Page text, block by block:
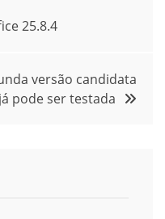
25.8.4
versão candidata
pode ser testada